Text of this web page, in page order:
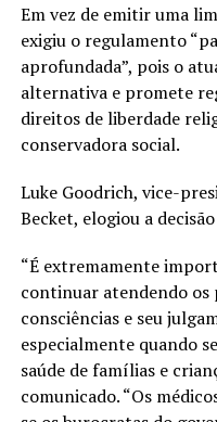
Em vez de emitir uma
exigiu o regulamento
aprofundada”, pois o
alternativa e promete
direitos de liberdade
conservadora social.
Luke Goodrich, vice-
Becket, elogiou a
“É extremamente
continuar atendendo os
consciências e seu
especialmente quando
saúde de famílias e
comunicado. “Os